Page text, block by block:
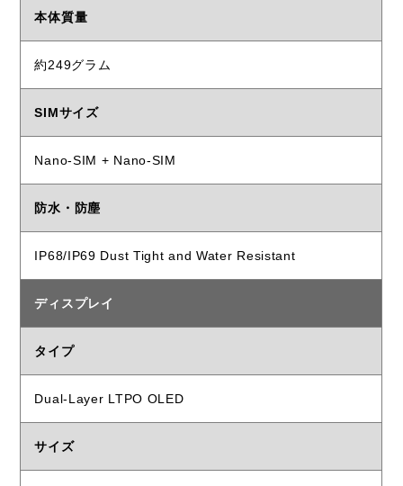
本体質量
約249グラム
SIMサイズ
Nano-SIM + Nano-SIM
防水・防塵
IP68/IP69 Dust Tight and Water Resistant
ディスプレイ
タイプ
Dual-Layer LTPO OLED
サイズ